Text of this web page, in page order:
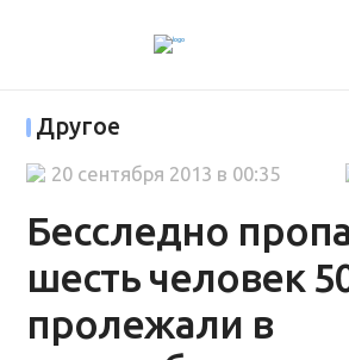
Другое
Бесследно
шесть человек
пролежали в
20 сентября 2013 в 00:35